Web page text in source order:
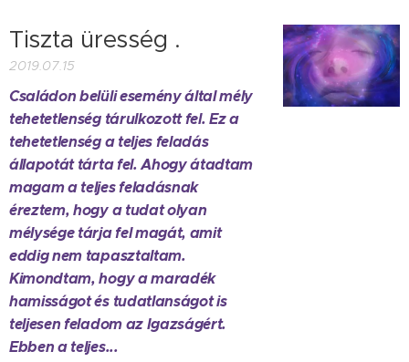
Tiszta üresség .
2019.07.15
Családon belüli esemény által mély
tehetetlenség tárulkozott fel. Ez a
tehetetlenség a teljes feladás
állapotát tárta fel. Ahogy átadtam
magam a teljes feladásnak
éreztem, hogy a tudat olyan
mélysége tárja fel magát, amit
eddig nem tapasztaltam.
Kimondtam, hogy a maradék
hamisságot és tudatlanságot is
teljesen feladom az Igazságért.
Ebben a teljes...